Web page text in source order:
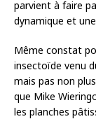
parvient à faire
dynamique et
Même constat
insectoïde venu
mais pas non
que Mike
les planches